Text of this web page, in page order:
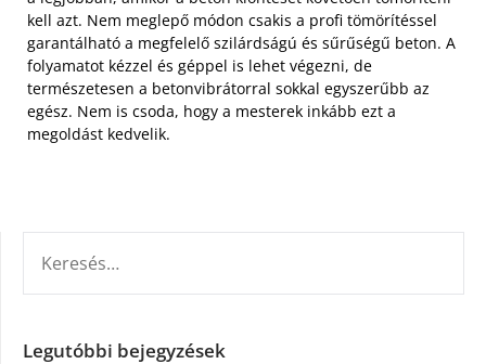
kell azt. Nem meglepő módon csakis a profi tömörítéssel
garantálható a megfelelő szilárdságú és sűrűségű beton. A
folyamatot kézzel és géppel is lehet végezni, de
természetesen a betonvibrátorral sokkal egyszerűbb az
egész. Nem is csoda, hogy a mesterek inkább ezt a
megoldást kedvelik.
Legutóbbi bejegyzések